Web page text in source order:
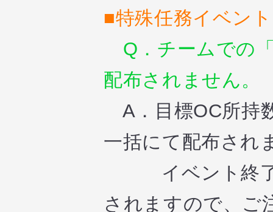
■特殊任務イベン
Q．チームでの
配布されません。
A．目標OC所持
一括にて配布され
イベント終了時
されますので、ご